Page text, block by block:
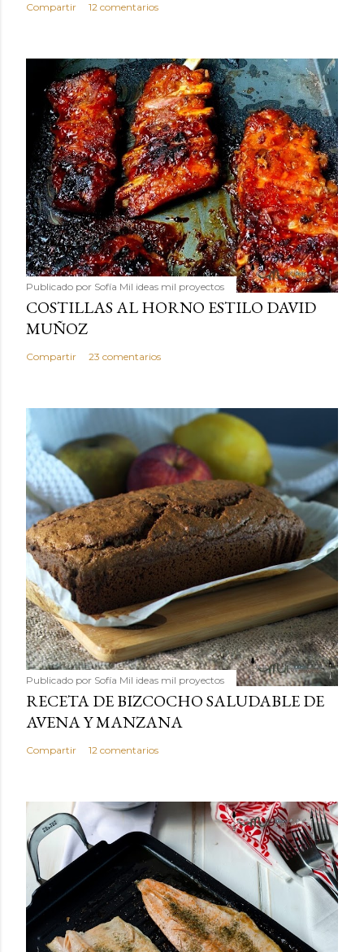
Compartir 12 comentarios
Publicado por Sofía Mil ideas mil proyectos
COSTILLAS AL HORNO ESTILO DAVID
MUÑOZ
Compartir 23 comentarios
Publicado por Sofía Mil ideas mil proyectos
RECETA DE BIZCOCHO SALUDABLE DE
AVENA Y MANZANA
Compartir 12 comentarios